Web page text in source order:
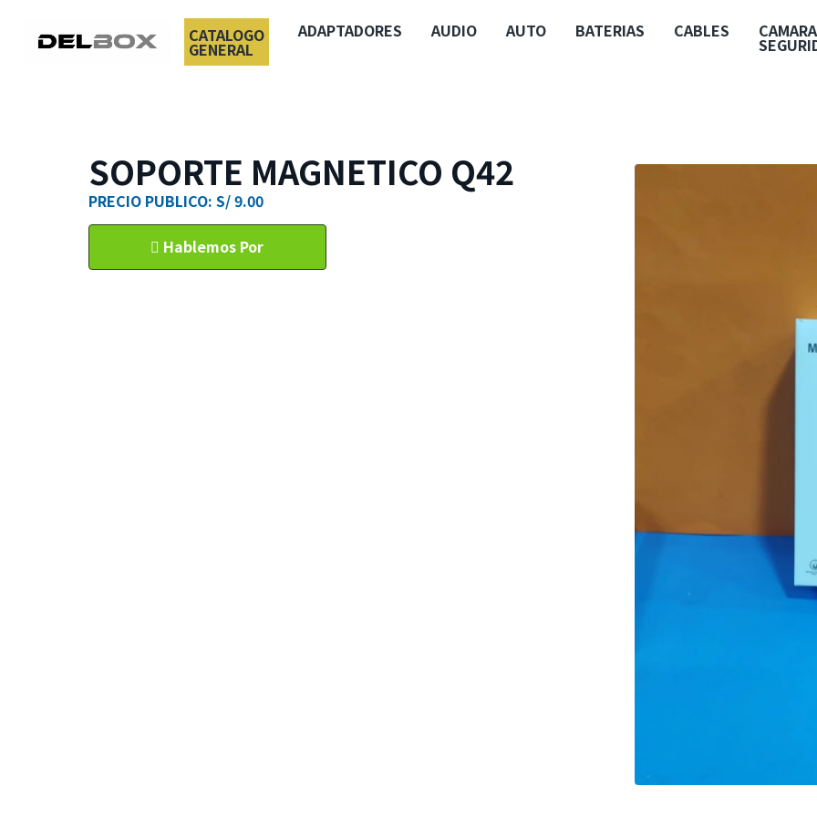
CATALOGO
GENERAL
ADAPTADORES AUDIO AUTO BATERIAS CABLES
SOPORTE MAGNETICO Q42
PRECIO PUBLICO: S/ 9.00
Hablemos Por